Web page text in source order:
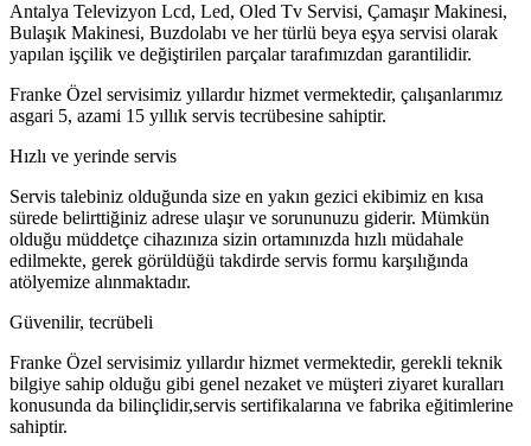
Antalya Televizyon Lcd, Led, Oled Tv Servisi, Çamaşır Makinesi,
Bulaşık Makinesi, Buzdolabı ve her türlü beya eşya servisi olarak
yapılan işçilik ve değiştirilen parçalar tarafımızdan garantilidir.
Franke Özel servisimiz yıllardır hizmet vermektedir, çalışanlarımız
asgari 5, azami 15 yıllık servis tecrübesine sahiptir.
Hızlı ve yerinde servis
Servis talebiniz olduğunda size en yakın gezici ekibimiz en kısa
sürede belirttiğiniz adrese ulaşır ve sorununuzu giderir. Mümkün
olduğu müddetçe cihazınıza sizin ortamınızda hızlı müdahale
edilmekte, gerek görüldüğü takdirde servis formu karşılığında
atölyemize alınmaktadır.
Güvenilir, tecrübeli
Franke Özel servisimiz yıllardır hizmet vermektedir, gerekli teknik
bilgiye sahip olduğu gibi genel nezaket ve müşteri ziyaret kuralları
konusunda da bilinçlidir,servis sertifikalarına ve fabrika eğitimlerine
sahiptir.